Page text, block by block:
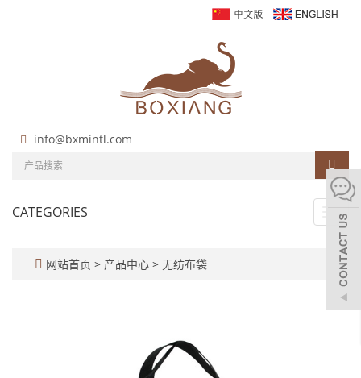
info@bxmintl.com
CATEGORIES
网站首页 > 产品中心 > 无纺布袋